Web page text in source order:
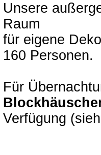
Unsere
Raum
für eigene
160 Personen.
Für
Verfügung